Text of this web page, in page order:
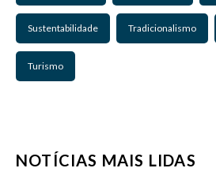
Sustentabilidade Tradicionalismo
Turismo
NOTÍCIAS MAIS LIDAS